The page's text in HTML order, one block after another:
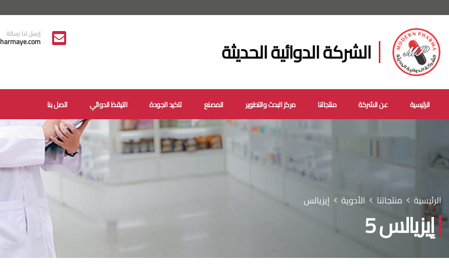
الشركة الدوائية الحديثة
إرسل لنا رسالة
الرئيسية عن الشركة منتجاتنا مركز البحث والتطوير المصنع تاكيد الجودة التيقظ الدوائي اتصل بنا
إيزيالس 5
الرئيسية منتجاتنا الأدوية إيزيالس